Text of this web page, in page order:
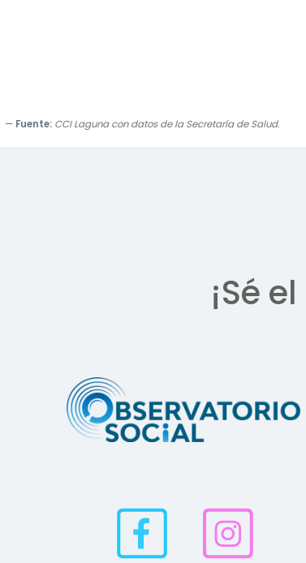
Fuente: CCI Laguna con datos de la Secretaría de Salud.
¡Sé